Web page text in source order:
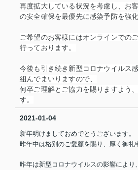
再度拡大している状況を考慮し、お
の安全確保を最優先に感染予防を強
ご希望のお客様にはオンラインでの
行っております。
今後も引き続き新型コロナウイルス
組んでまいりますので、
何卒ご理解とご協力を賜りますよう
す。
2021-01-04
新年明けましておめでとうございます。
昨年中は格別のご愛顧を賜り、厚く御礼
昨年は新型コロナウイルスの影響により